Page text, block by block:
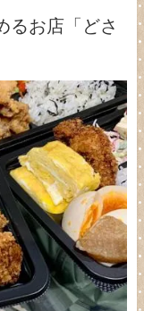
るお店「どさ